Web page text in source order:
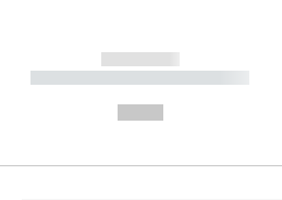
------------
----------- ----------- ----------